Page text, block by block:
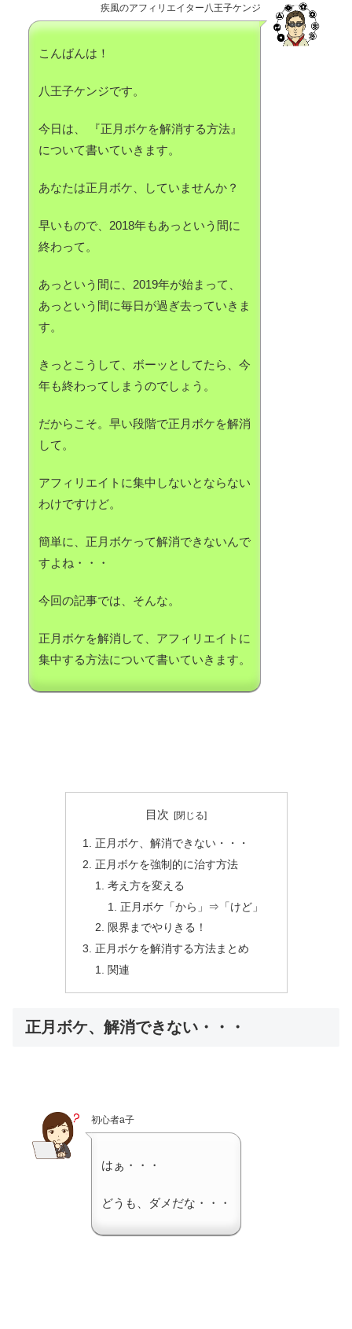
疾風のアフィリエイター八王子ケンジ
こんばんは！
八王子ケンジです。
今日は、 『正月ボケを解消する方法』
について書いていきます。
あなたは正月ボケ、していませんか？
早いもので、2018年もあっという間に
終わって。
あっという間に、2019年が始まって、
あっという間に毎日が過ぎ去っていきま
す。
きっとこうして、ボーッとしてたら、今
年も終わってしまうのでしょう。
だからこそ。早い段階で正月ボケを解消
して。
アフィリエイトに集中しないとならない
わけですけど。
簡単に、正月ボケって解消できないんで
すよね・・・
今回の記事では、そんな。
正月ボケを解消して、アフィリエイトに
集中する方法について書いていきます。
目次
正月ボケ、解消できない・・・
正月ボケを強制的に治す方法
考え方を変える
正月ボケ「から」⇒「けど」
限界までやりきる！
正月ボケを解消する方法まとめ
関連
正月ボケ、解消できない・・・
初心者a子
はぁ・・・
どうも、ダメだな・・・